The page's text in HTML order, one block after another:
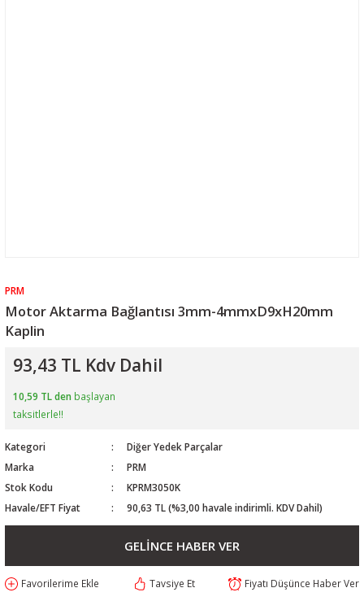
PRM
Motor Aktarma Bağlantısı 3mm-4mmxD9xH20mm
Kaplin
93,43 TL Kdv Dahil
10,59 TL den başlayan
taksitlerle!!
Kategori
Diğer Yedek Parçalar
Marka
PRM
Stok Kodu
KPRM3050K
Havale/EFT Fiyat
90,63 TL (%3,00 havale indirimli. KDV Dahil)
GELİNCE HABER VER
Tavsiye Et
Fiyatı Düşünce Haber Ver